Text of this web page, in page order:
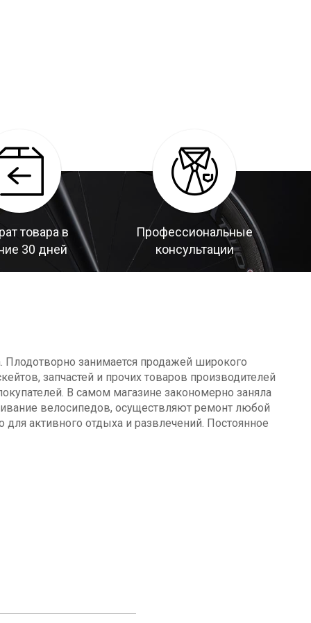
товара в
30 дней
Профессиональные
консультации
Плодотворно занимается продажей широкого
запчастей и прочих товаров производителей
В самом магазине закономерно заняла
велосипедов, осуществляют ремонт любой
для активного отдыха и развлечений. Постоянное